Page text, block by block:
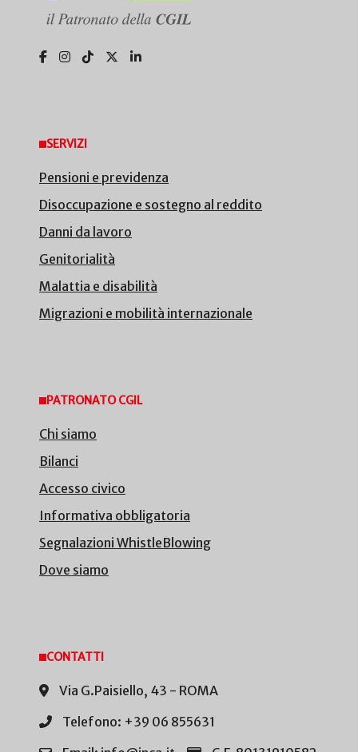
SERVIZI
Pensioni e previdenza
Disoccupazione e sostegno al reddito
Danni da lavoro
Genitorialità
Malattia e disabilità
Migrazioni e mobilità internazionale
PATRONATO CGIL
Chi siamo
Bilanci
Accesso civico
Informativa obbligatoria
Segnalazioni WhistleBlowing
Dove siamo
CONTATTI
Via G.Paisiello, 43 - ROMA
Telefono: +39 06 855631